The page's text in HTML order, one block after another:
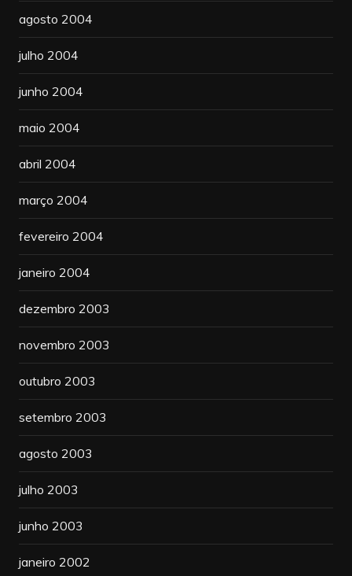
agosto 2004
julho 2004
junho 2004
maio 2004
abril 2004
março 2004
fevereiro 2004
janeiro 2004
dezembro 2003
novembro 2003
outubro 2003
setembro 2003
agosto 2003
julho 2003
junho 2003
janeiro 2002